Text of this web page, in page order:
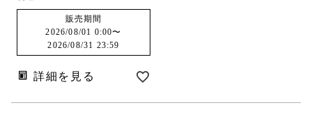
販売期間
2026/08/01 0:00〜
2026/08/31 23:59
詳細を見る